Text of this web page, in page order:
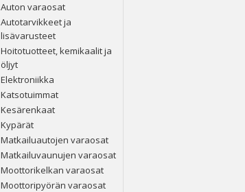
Auton varaosat
Autotarvikkeet ja
lisävarusteet
Hoitotuotteet, kemikaalit ja
öljyt
Elektroniikka
Katsotuimmat
Kesärenkaat
Kypärät
Matkailuautojen varaosat
Matkailuvaunujen varaosat
Moottorikelkan varaosat
Moottoripyörän varaosat